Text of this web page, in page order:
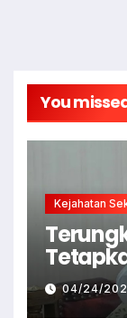
You
Kejahatan
04/24/